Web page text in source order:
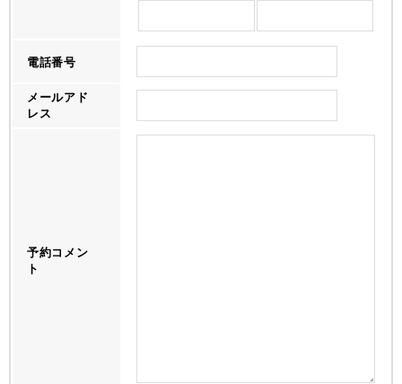
電話番号
メールアド
レス
予約コメン
ト